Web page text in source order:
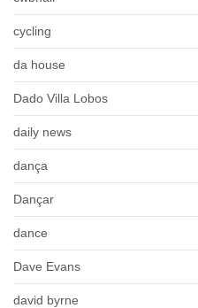
cycling
da house
Dado Villa Lobos
daily news
dança
Dançar
dance
Dave Evans
david byrne